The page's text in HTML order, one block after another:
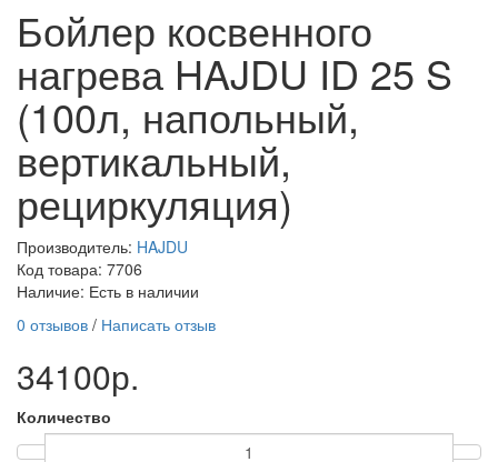
Бойлер косвенного
нагрева HAJDU ID 25 S
(100л, напольный,
вертикальный,
рециркуляция)
Производитель: HAJDU
Код товара: 7706
Наличие: Есть в наличии
0 отзывов / Написать отзыв
34100р.
Количество